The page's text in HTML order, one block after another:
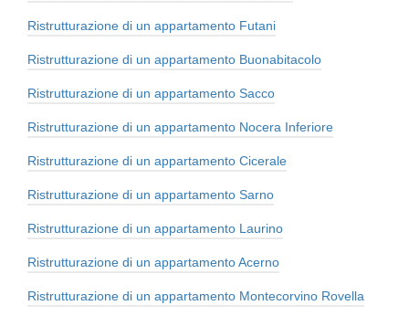
Ristrutturazione di un appartamento Futani
Ristrutturazione di un appartamento Buonabitacolo
Ristrutturazione di un appartamento Sacco
Ristrutturazione di un appartamento Nocera Inferiore
Ristrutturazione di un appartamento Cicerale
Ristrutturazione di un appartamento Sarno
Ristrutturazione di un appartamento Laurino
Ristrutturazione di un appartamento Acerno
Ristrutturazione di un appartamento Montecorvino Rovella